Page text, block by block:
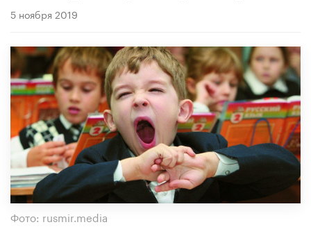
5 ноября 2019
Фото: rusmir.media